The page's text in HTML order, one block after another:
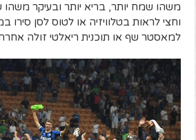
משהו שמח יותר, בריא יותר ובעיקר
וחצי לראות בטלוויזיה או לטוס לסן סירו
למאסטר שף או תוכנית ריאלטי זולה אחרת